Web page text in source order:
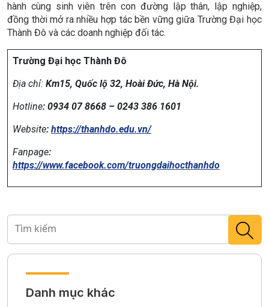
hành cùng sinh viên trên con đường lập thân, lập nghiệp,
đồng thời mở ra nhiều hợp tác bền vững giữa Trường Đại học
Thành Đô và các doanh nghiệp đối tác.
Trường Đại học Thành Đô
Địa chỉ: Km15, Quốc lộ 32, Hoài Đức, Hà Nội.
Hotline: 0934 07 8668 – 0243 386 1601
Website: https://thanhdo.edu.vn/
Fanpage:
https://www.facebook.com/truongdaihocthanhdo
Danh mục khác